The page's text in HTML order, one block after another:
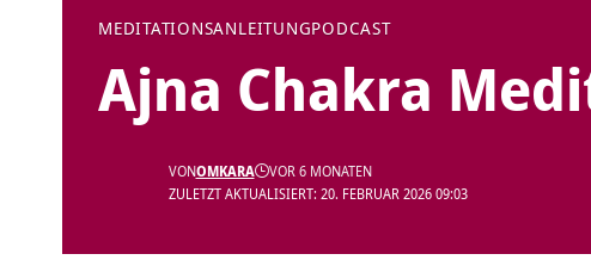
MEDITATIONSANLEITUNGPODCAST
Ajna Chakra
ZULETZT AKTUALISIERT: 20. FEBRUAR 2026 09:03
VONOMKARA VOR 6 MONATEN